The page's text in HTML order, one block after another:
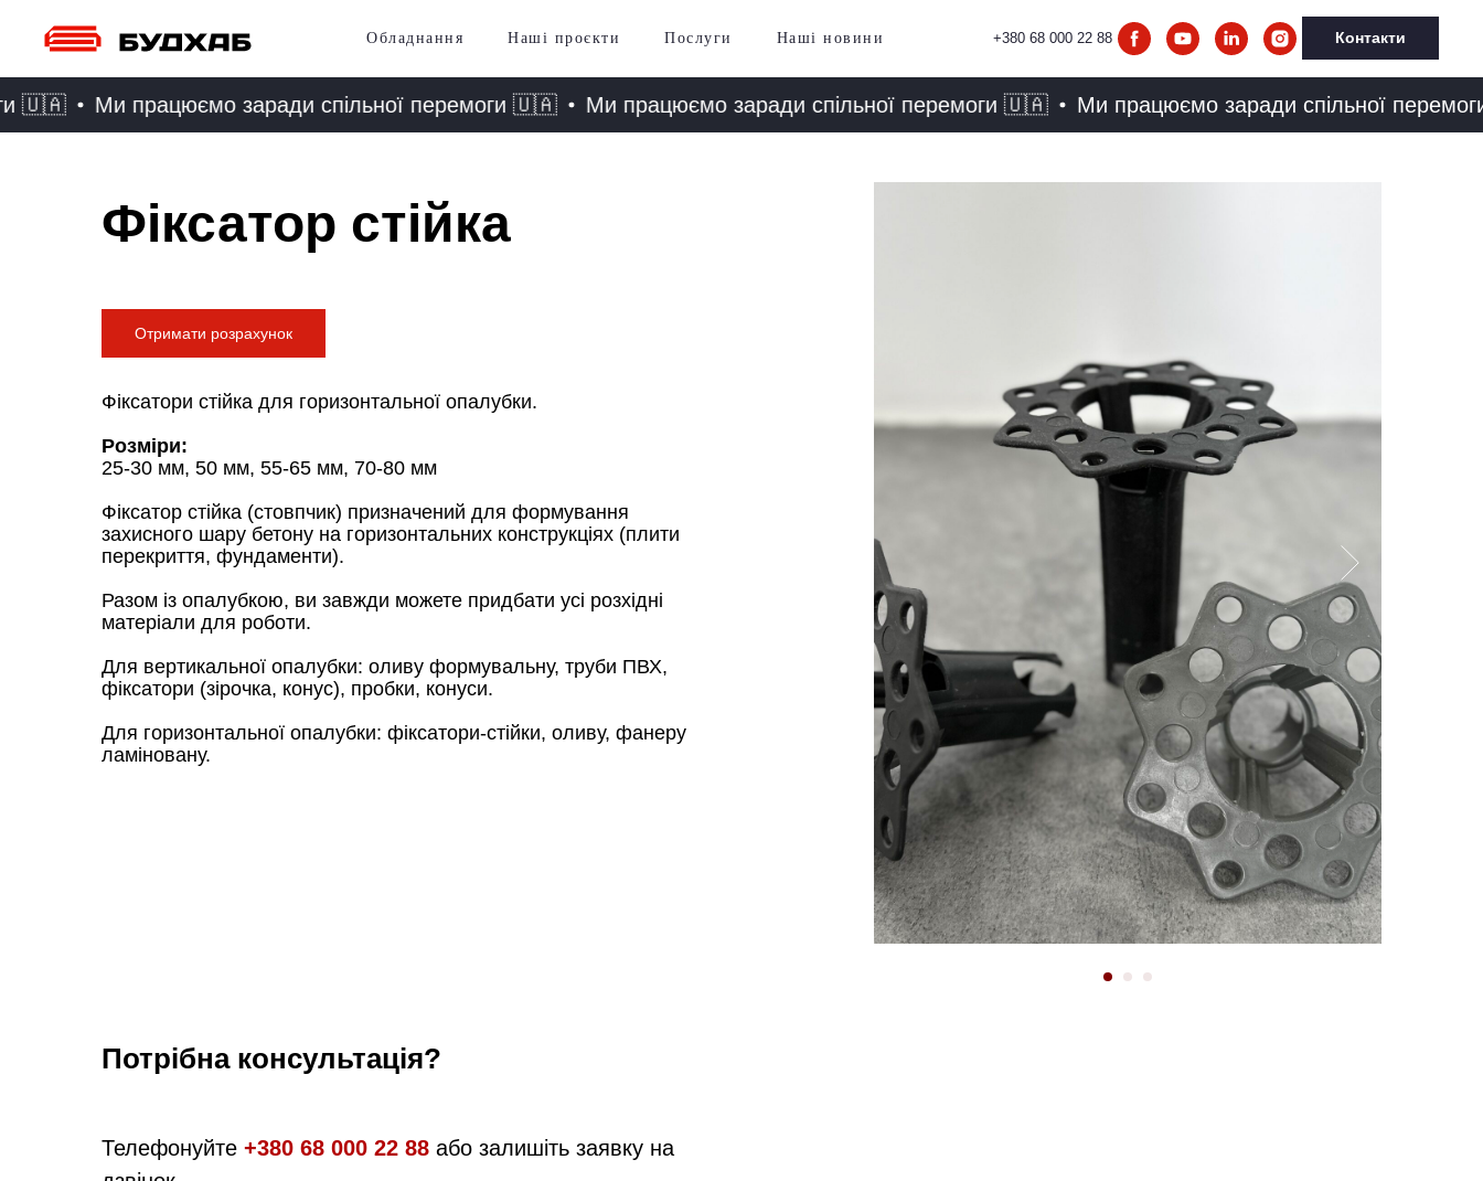
Обладнання Наші проєкти Послуги Наші новини +380 68 000 22 88 Контакти
Ми працюємо заради спільної перемоги 🇺🇦 Ми працюємо заради спільної перемоги 🇺🇦 Ми працюємо заради спільної перемоги
Фіксатор стійка
Отримати розрахунок
Фіксатори стійка для горизонтальної опалубки.
Розміри:
25-30 мм, 50 мм, 55-65 мм, 70-80 мм
Фіксатор стійка (стовпчик) призначений для формування
захисного шару бетону на горизонтальних конструкціях (плити
перекриття, фундаменти).
Разом із опалубкою, ви завжди можете придбати усі розхідні
матеріали для роботи.
Для вертикальної опалубки: оливу формувальну, труби ПВХ,
фіксатори (зірочка, конус), пробки, конуси.
Для горизонтальної опалубки: фіксатори-стійки, оливу, фанеру
ламіновану.
Потрібна консультація?
Телефонуйте +380 68 000 22 88 або залишіть заявку на